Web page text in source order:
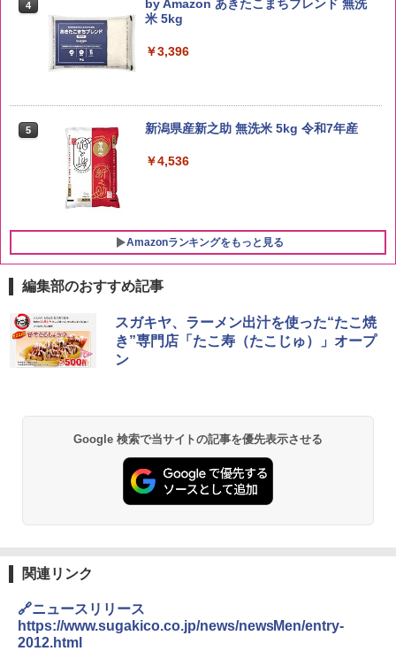
4
by Amazon あきたこまちブレンド 無洗
米 5kg
￥3,396
5 新潟県産新之助 無洗米 5kg 令和7年産
￥4,536
Amazonランキングをもっと見る
1
ブラックニッカ ニッカ Nikka ウィスキ
ー4000ml ブラックニッカクリア ウヰス
キー 【日本 アサヒ ウィスキー】 大容量
角瓶 2700ml サントリー ウイスキー ハ
イボール 大容量
￥4,919
1
チキンラーメン どんぶり 85g×12個 日清
食品 インスタント カップ麺
国分 tabete だし麺 千葉県産はまぐりだ
￥2,294
パニー
1
シャープ 過熱水蒸気 オーブンレンジ 23
L 1段調理 ブラック RE-WF232-B シンプ
ル操作 コンパクト 一人暮らし 二人暮ら
￥29,582
[山善] スチームオーブンレンジ 25L 一人
暮らし 二人暮らし フラットテーブル ス
チーム調理 自動メニュー19種搭載 角皿
3
[山善] スチームオーブンレンジ 省エネ
編集部のおすすめ記事
スガキヤ、ラーメン出汁を使った“たこ焼
き”専門店「たこ寿（たこじゅ）」オープ
ン
Google 検索で当サイトの記事を優先表示させる
関連リンク
🔗ニュースリリース
https://www.sugakico.co.jp/news/newsMen/entry-
2012.html